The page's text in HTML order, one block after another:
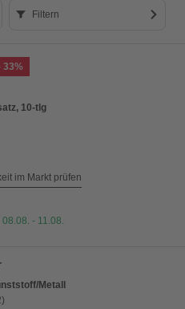
Filtern
33%
10-tlg
im Markt prüfen
- 11.08.
Metall